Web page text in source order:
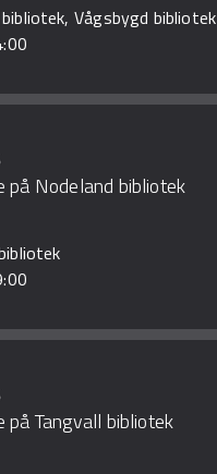
Vågsbygd bibliotek
på Nodeland bibliotek
på Tangvall bibliotek